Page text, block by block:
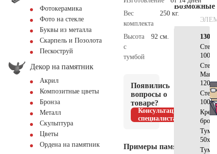
Фотокерамика
Фото на стекле
Буквы из металла
Скарпель и Позолота
Пескоструй
Декор на памятник
Акрил
Композитные цветы
Бронза
Металл
Скульптура
Цветы
Ордена на памятник
Вес
комплекта
250 кг.
Высота
с
тумбой
92 см.
Появились
вопросы о
товаре?
Консультация
специалиста
Примеры памятников
Возможные
Стела
Крест